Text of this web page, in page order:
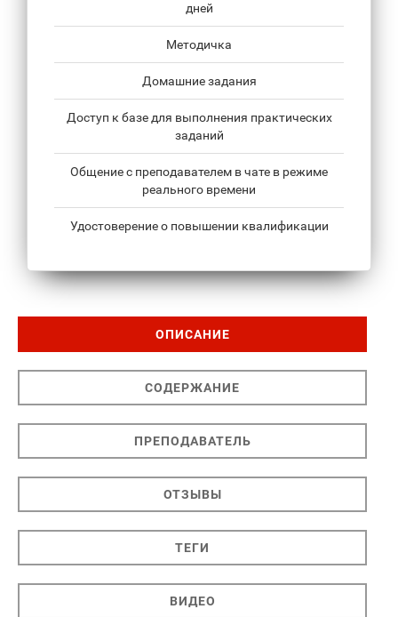
дней
Методичка
Домашние задания
Доступ к базе для выполнения практических
заданий
Общение с преподавателем в чате в режиме
реального времени
Удостоверение о повышении квалификации
ОПИСАНИЕ
СОДЕРЖАНИЕ
ПРЕПОДАВАТЕЛЬ
ОТЗЫВЫ
ТЕГИ
ВИДЕО